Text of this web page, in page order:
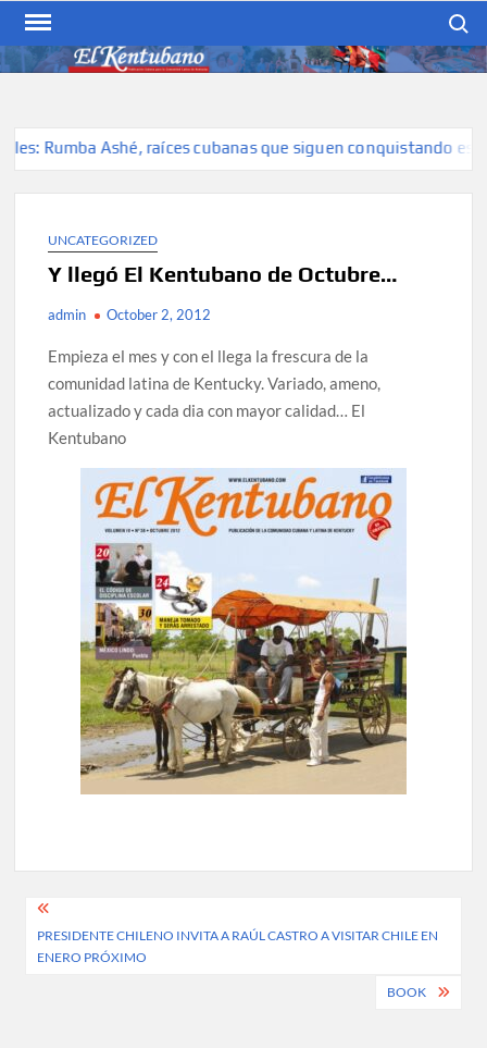
Skip
content
hispana de Kentucky
Rumba Ashé, raíces cubanas que siguen conquistando
UNCATEGORIZED
Y llegó El Kentubano de Octubre…
admin October 2, 2012
Empieza el mes y con el llega la frescura de la
comunidad latina de Kentucky. Variado, ameno,
actualizado y cada dia con mayor calidad… El
Kentubano
Post
navigation
PRESIDENTE CHILENO INVITA A RAÚL CASTRO A VISITAR CHILE EN
ENERO PRÓXIMO
BOOK